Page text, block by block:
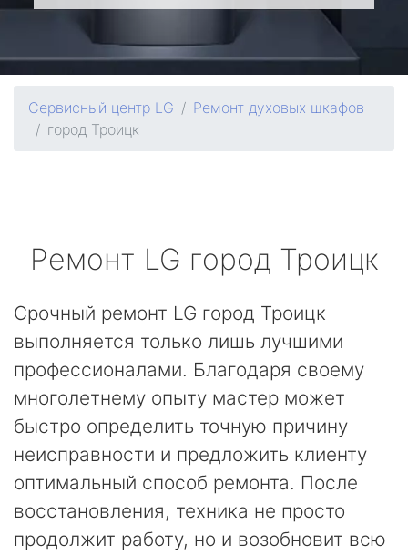
Сервисный центр LG
Ремонт духовых шкафов
город Троицк
Ремонт LG город Троицк
Срочный ремонт LG город Троицк
выполняется только лишь лучшими
профессионалами. Благодаря своему
многолетнему опыту мастер может
быстро определить точную причину
неисправности и предложить клиенту
оптимальный способ ремонта. После
восстановления, техника не просто
продолжит работу, но и возобновит всю